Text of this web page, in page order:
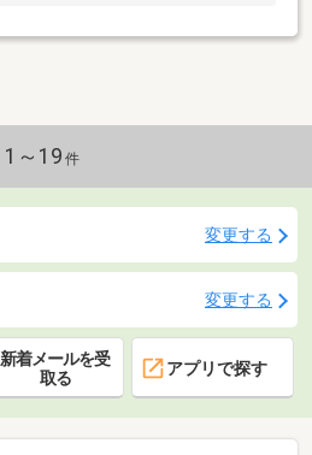
1～19 件
変更する
変更する
新着メールを受
取る
アプリで探す